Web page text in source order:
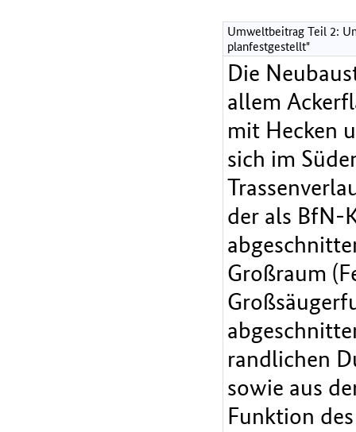
Umweltbeitrag Teil 2:
planfestgestellt"
Die
allem
mit Hecken
sich im
der als BfN-
Großraum
randlichen
sowie aus
Funktion